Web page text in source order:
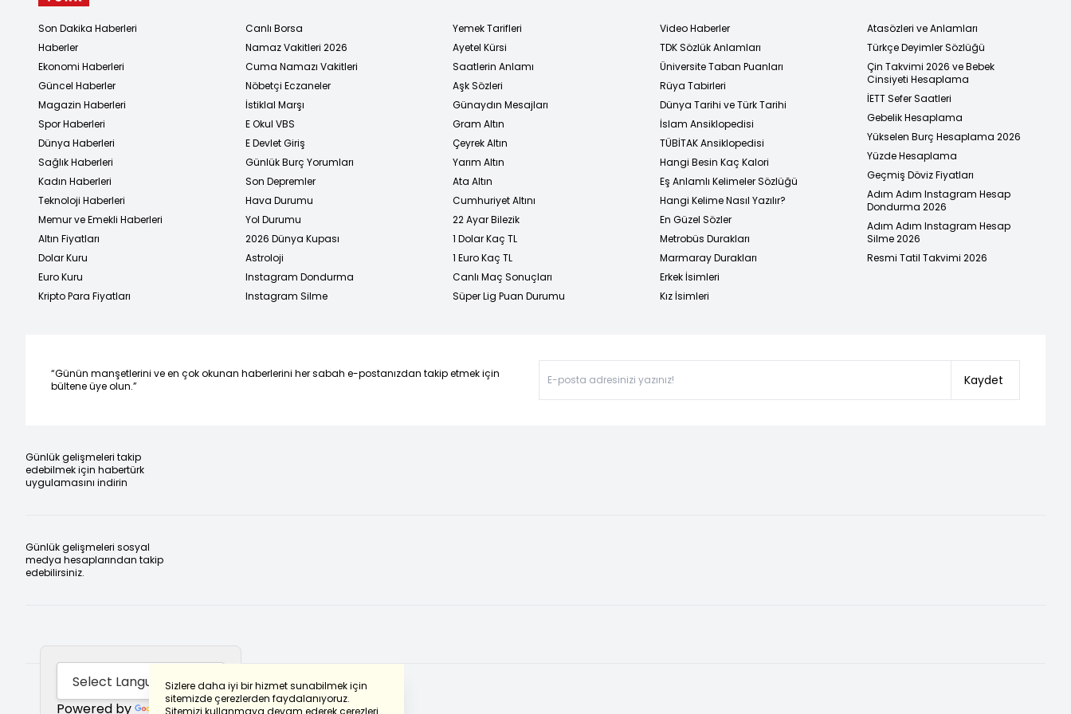
Sizlere daha iyi bir hizmet sunabilmek için
sitemizde çerezlerden faydalanıyoruz.
Sitemizi kullanmaya devam ederek çerezleri
Son Dakika Haberleri
Haberler
Ekonomi Haberleri
Güncel Haberler
Magazin Haberleri
Spor Haberleri
Dünya Haberleri
Sağlık Haberleri
Kadın Haberleri
Teknoloji Haberleri
Memur ve Emekli Haberleri
Altın Fiyatları
Dolar Kuru
Euro Kuru
Kripto Para Fiyatları
Canlı Borsa
Namaz Vakitleri 2026
Cuma Namazı Vakitleri
Nöbetçi Eczaneler
İstiklal Marşı
E Okul VBS
E Devlet Giriş
Günlük Burç Yorumları
Son Depremler
Hava Durumu
Yol Durumu
2026 Dünya Kupası
Astroloji
Instagram Dondurma
Instagram Silme
Yemek Tarifleri
Ayetel Kürsi
Saatlerin Anlamı
Aşk Sözleri
Günaydın Mesajları
Gram Altın
Çeyrek Altın
Yarım Altın
Ata Altın
Cumhuriyet Altını
22 Ayar Bilezik
1 Dolar Kaç TL
1 Euro Kaç TL
Canlı Maç Sonuçları
Süper Lig Puan Durumu
Video Haberler
TDK Sözlük Anlamları
Üniversite Taban Puanları
Rüya Tabirleri
Dünya Tarihi ve Türk Tarihi
İslam Ansiklopedisi
TÜBİTAK Ansiklopedisi
Hangi Besin Kaç Kalori
Eş Anlamlı Kelimeler Sözlüğü
Hangi Kelime Nasıl Yazılır?
En Güzel Sözler
Metrobüs Durakları
Marmaray Durakları
Erkek İsimleri
Kız İsimleri
Atasözleri ve Anlamları
Türkçe Deyimler Sözlüğü
Çin Takvimi 2026 ve Bebek
Cinsiyeti Hesaplama
İETT Sefer Saatleri
Gebelik Hesaplama
Yükselen Burç Hesaplama 2026
Yüzde Hesaplama
Geçmiş Döviz Fiyatları
Adım Adım Instagram Hesap
Dondurma 2026
Adım Adım Instagram Hesap
Silme 2026
Resmi Tatil Takvimi 2026
“Günün manşetlerini ve en çok okunan haberlerini her sabah e-postanızdan takip etmek için
bültene üye olun.”
Kaydet
Günlük gelişmeleri takip
edebilmek için habertürk
uygulamasını indirin
Günlük gelişmeleri sosyal
medya hesaplarından takip
edebilirsiniz.
Powered by Translate